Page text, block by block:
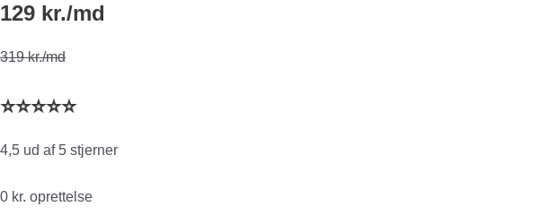
129 kr./md
319 kr./md
⭐⭐⭐⭐⭐
4,5 ud af 5 stjerner
0 kr. oprettelse